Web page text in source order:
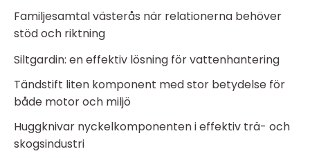
Familjesamtal västerås när relationerna behöver
stöd och riktning
Siltgardin: en effektiv lösning för vattenhantering
Tändstift liten komponent med stor betydelse för
både motor och miljö
Huggknivar nyckelkomponenten i effektiv trä- och
skogsindustri